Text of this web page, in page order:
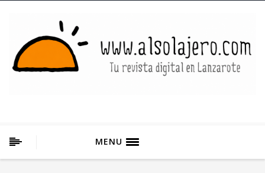
MENU